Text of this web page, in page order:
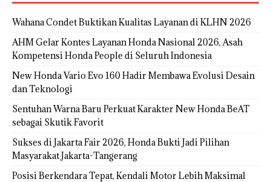
Wahana Condet Buktikan Kualitas Layanan di KLHN 2026
AHM Gelar Kontes Layanan Honda Nasional 2026, Asah
Kompetensi Honda People di Seluruh Indonesia
New Honda Vario Evo 160 Hadir Membawa Evolusi Desain
dan Teknologi
Sentuhan Warna Baru Perkuat Karakter New Honda BeAT
sebagai Skutik Favorit
Sukses di Jakarta Fair 2026, Honda Bukti Jadi Pilihan
Masyarakat Jakarta-Tangerang
Posisi Berkendara Tepat, Kendali Motor Lebih Maksimal